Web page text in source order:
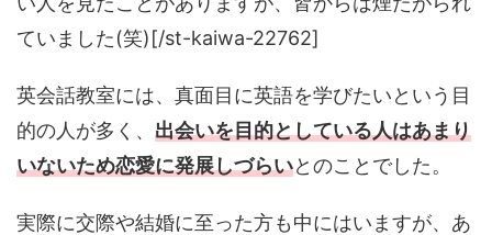
ていました(笑)[/st-kaiwa-22762]
英会話教室には、真面目に英語を学びたいという目
的の人が多く、 出会いを目的としている人はあまり
いないため恋愛に発展しづらいとのことでした。
実際に交際や結婚に至った方も中にはいますが、あ